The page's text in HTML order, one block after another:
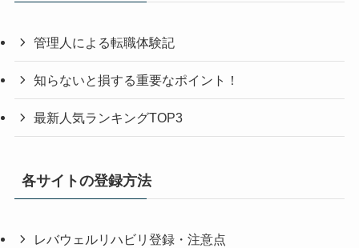
管理人による転職体験記
知らないと損する重要なポイント！
最新人気ランキングTOP3
各サイトの登録方法
レバウェルリハビリ登録・注意点